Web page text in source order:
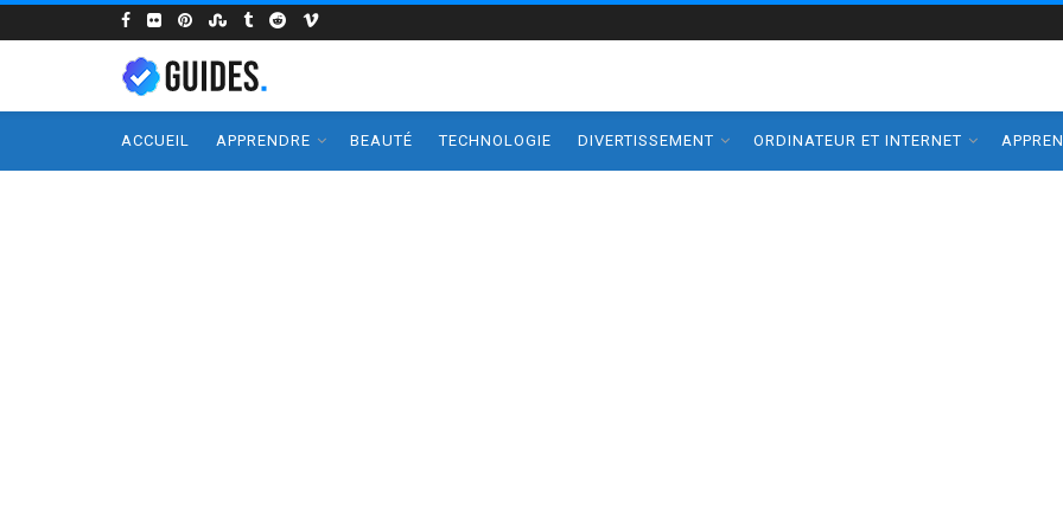
ACCUEIL APPRENDRE BEAUTÉ TECHNOLOGIE DIVERTISSEMENT ORDINATEUR ET INTERNET